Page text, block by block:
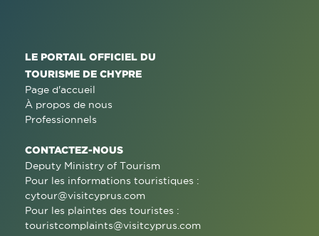
LE PORTAIL OFFICIEL DU
TOURISME DE CHYPRE
Page d'accueil
À propos de nous
Professionnels
CONTACTEZ-NOUS
Deputy Ministry of Tourism
Pour les informations touristiques :
cytour@visitcyprus.com
Pour les plaintes des touristes :
touristcomplaints@visitcyprus.com